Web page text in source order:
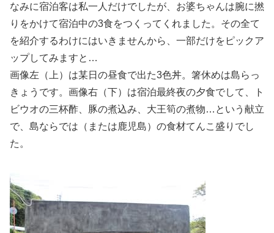
なみに宿泊客は私一人だけでしたが、お婆ちゃんは腕に撚
りをかけて宿泊中の3食をつくってくれました。その全て
を紹介するわけにはいきませんから、一部だけをピックア
ップしてみますと…
画像左（上）は某日の昼食で出た3色丼。箸休めは島らっ
きょうです。画像右（下）は宿泊最終夜の夕食でして、ト
ビウオの三杯酢、豚の煮込み、大王筍の煮物…という献立
で、島ならでは（または鹿児島）の食材てんこ盛りでし
た。